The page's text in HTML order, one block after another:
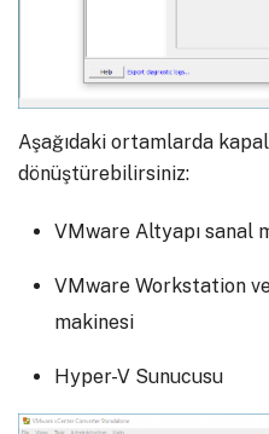
Aşağıdaki ortamlarda
dönüştürebilirsiniz:
VMware Altyapı sanal
VMware Workstation
makinesi
Hyper-V Sunucusu